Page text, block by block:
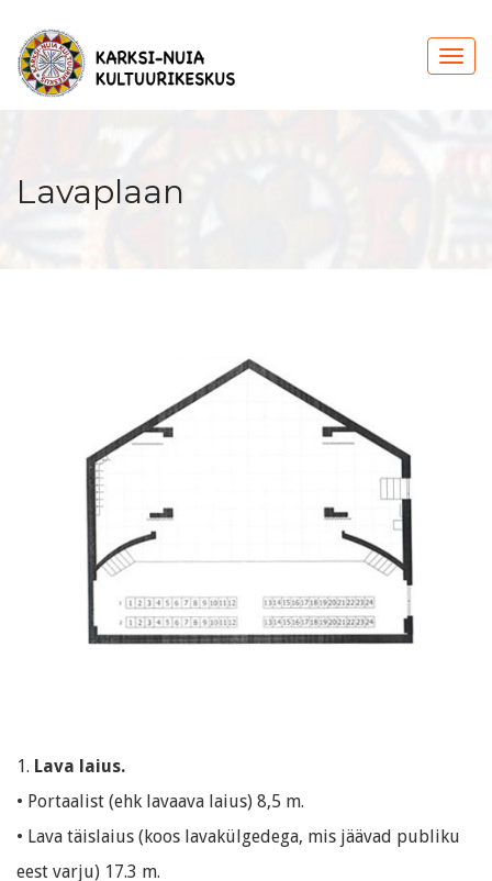
Lavaplaan
1. Lava laius.
• Portaalist (ehk lavaava laius) 8,5 m.
• Lava täislaius (koos lavakülgedega, mis jäävad publiku
eest varju) 17.3 m.